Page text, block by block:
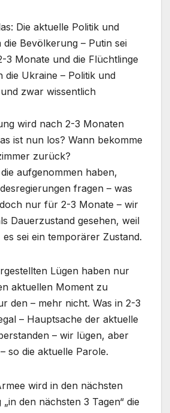
Die aktuelle Politik und
die Bevölkerung – Putin sei
3 Monate und die Flüchtlinge
die Ukraine – Politik und
zwar wissentlich
wird nach 2-3 Monaten
ist nun los? Wann bekomme
zurück?
aufgenommen haben,
fragen – was
nur für 2-3 Monate – wir
Dauerzustand gesehen, weil
sei ein temporärer Zustand.
Lügen haben nur
aktuellen Moment zu
den – mehr nicht. Was in 2-3
– Hauptsache der aktuelle
– wir lügen, aber
so die aktuelle Parole.
wird in den nächsten
den nächsten 3 Tagen“ die